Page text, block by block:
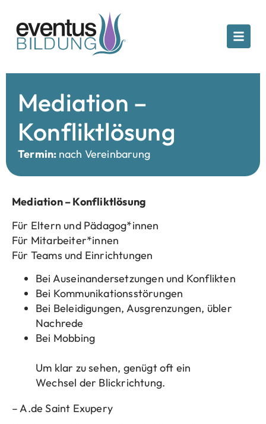
Mediation –
Konfliktlösung
Termin: nach Vereinbarung
Mediation – Konfliktlösung
Für Eltern und Pädagog*innen
Für Mitarbeiter*innen
Für Teams und Einrichtungen
Bei Auseinandersetzungen und Konflikten
Bei Kommunikationsstörungen
Bei Beleidigungen, Ausgrenzungen, übler
Nachrede
Bei Mobbing
Um klar zu sehen, genügt oft ein
Wechsel der Blickrichtung.
– A.de Saint Exupery